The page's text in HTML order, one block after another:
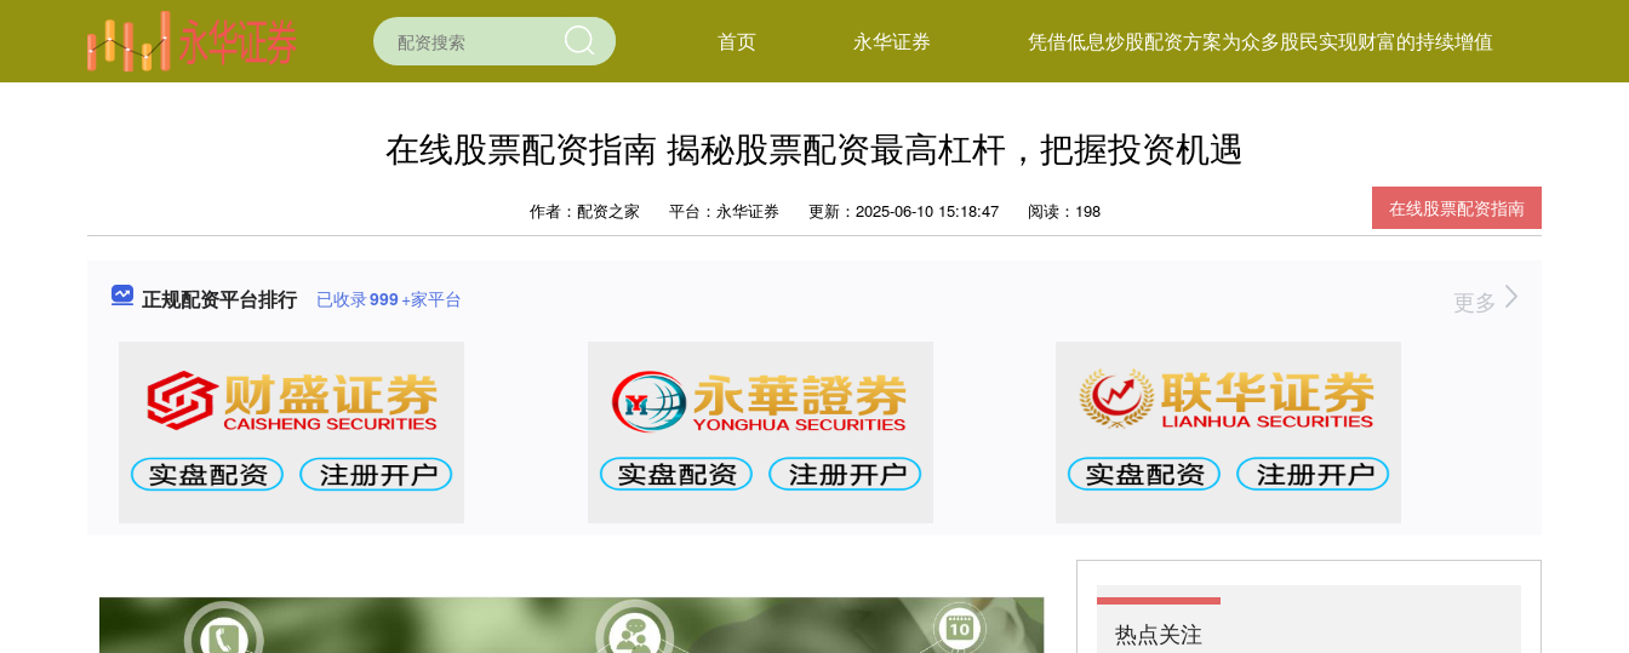
首页 永华证券 凭借低息炒股配资方案为众多股民实现财富的持续增值
在线股票配资指南 揭秘股票配资最高杠杆，把握投资机遇
在线股票配资指南
作者：配资之家 平台：永华证券 更新：2025-06-10 15:18:47 阅读：198
正规配资平台排行 已收录999+家平台 更多
热点关注